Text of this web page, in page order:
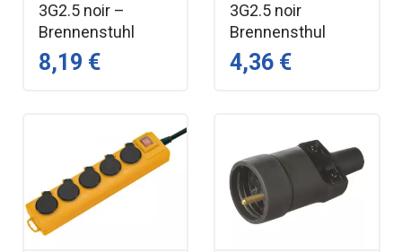
3G2.5 noir –
Brennenstuhl
8,19 €
3G2.5 noir
Brennensthul
4,36 €